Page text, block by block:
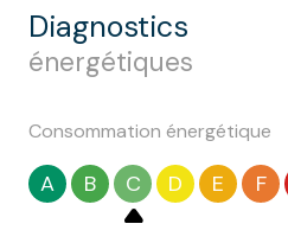
diagnostics
énergétiques
Consommation énergétique
A B C D E F